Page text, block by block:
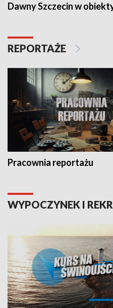
Dawny Szczecin w
REPORTAŻE
Pracownia reportażu
WYPOCZYNEK I